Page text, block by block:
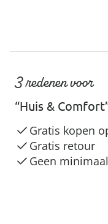
3 redenen voor
“Huis &
Gratis kopen
Gratis retour
Geen